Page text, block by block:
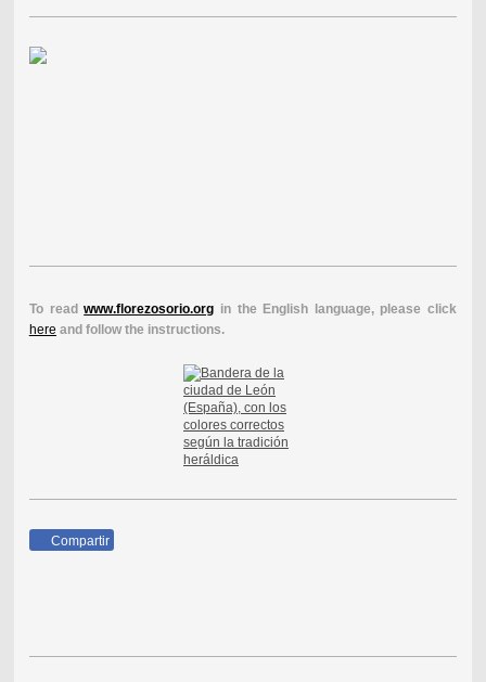
To readwww.florezosorio.org in the English language, please click
here and follow the instructions.
Compartir